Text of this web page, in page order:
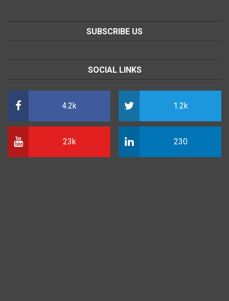
SUBSCRIBE US
SOCIAL LINKS
4.2k 1.2k
23k 230